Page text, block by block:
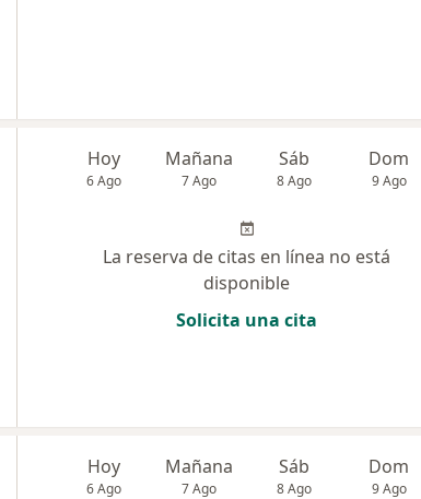
Hoy
6 Ago
Mañana
7 Ago
Sáb
8 Ago
Dom
9 Ago
La reserva de citas en línea no está
disponible
Solicita una cita
Hoy
6 Ago
Mañana
7 Ago
Sáb
8 Ago
Dom
9 Ago